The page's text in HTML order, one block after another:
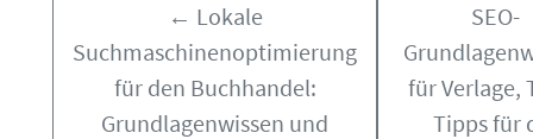
← Lokale
Suchmaschinenoptimierung
für den Buchhandel:
Grundlagenwissen und
SEO-
für Verlage,
Tipps für